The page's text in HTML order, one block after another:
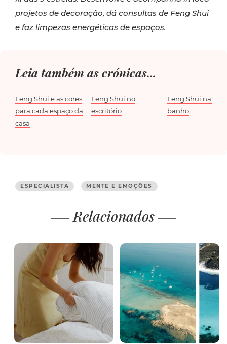
projetos de decoração, dá consultas de Feng Shui
e faz limpezas energéticas de espaços.
Leia também as crónicas...
Feng Shui e as cores
para cada espaço da
casa
Feng Shui no
escritório
Feng Shui na
banho
ESPECIALISTA MENTE E EMOÇÕES
Relacionados